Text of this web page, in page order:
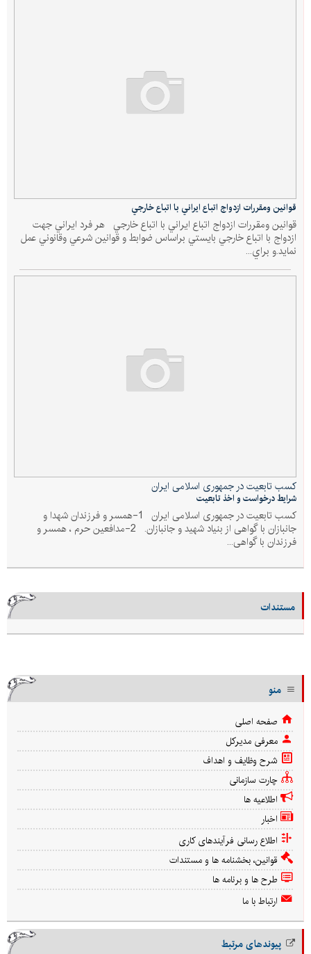
قوانين ومقررات ازدواج اتباع ايراني با اتباع خارجي
قوانين ومقررات ازدواج اتباع ايراني با اتباع خارجي هر فرد ايراني جهت
ازدواج با اتباع خارجي بايستي براساس ضوابط و قوانين شرعي وقانوني عمل
نمايد.و براي...
کسب تابعیت در جمهوری اسلامی ایران
شرایط درخواست و اخذ تابعیت
کسب تابعیت در جمهوری اسلامی ایران 1-همسر و فرزندان شهدا و
جانبازان با گواهی از بنیاد شهید و جانبازان. 2-مدافعین حرم ، همسر و
فرزندان با گواهی...
مستندات
منو
صفحه اصلی
معرفی مدیرکل
شرح وظایف و اهداف
چارت سازمانی
اطلاعیه ها
اخبار
اطلاع رسانی فرآیندهای کاری
قوانین، بخشنامه ها و مستندات
طرح ها و برنامه ها
ارتباط با ما
پیوندهای مرتبط